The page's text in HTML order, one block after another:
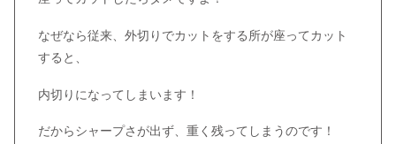
なぜなら従来、外切りでカットをする所が座ってカット
すると、
内切りになってしまいます！
だからシャープさが出ず、重く残ってしまうのです！